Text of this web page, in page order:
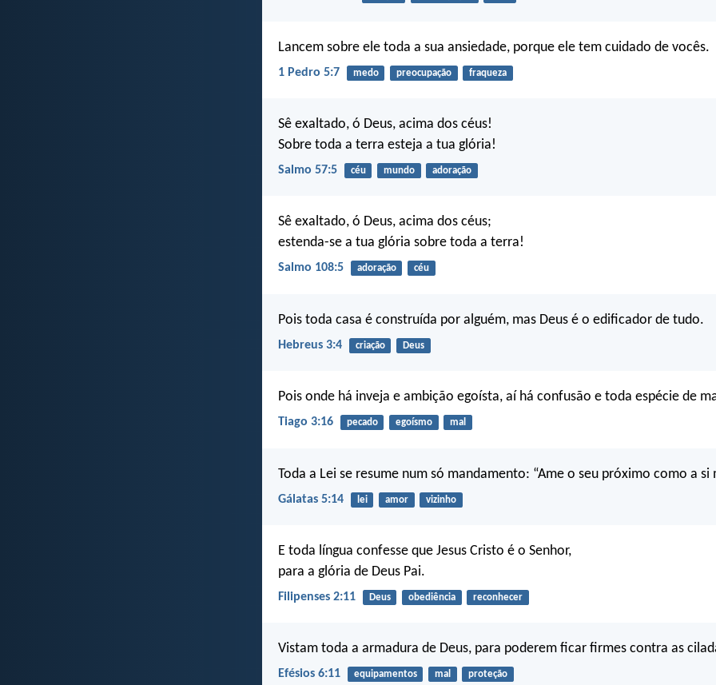
Lancem sobre ele toda a sua ansiedade, porque ele tem cuidado de vocês.
1 Pedro 5:7 medo preocupação fraqueza
Sê exaltado, ó Deus, acima dos céus!
Sobre toda a terra esteja a tua glória!
Salmo 57:5 céu mundo adoração
Sê exaltado, ó Deus, acima dos céus;
estenda-se a tua glória sobre toda a terra!
Salmo 108:5 adoração céu
Pois toda casa é construída por alguém, mas Deus é o edificador de tudo.
Hebreus 3:4 criação Deus
Pois onde há inveja e ambição egoísta, aí há confusão e toda espécie de
Tiago 3:16 pecado egoísmo mal
Toda a Lei se resume num só mandamento: “Ame o seu próximo como a si
Gálatas 5:14 lei amor vizinho
E toda língua confesse que Jesus Cristo é o Senhor,
para a glória de Deus Pai.
Filipenses 2:11 Deus obediência reconhecer
Vistam toda a armadura de Deus, para poderem ficar firmes contra as
Efésios 6:11 equipamentos mal proteção